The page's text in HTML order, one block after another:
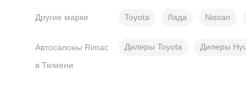
Другие марки Toyota Лада Nissan
Автосалоны Rimac
в Тюмени
Дилеры Toyota Дилеры